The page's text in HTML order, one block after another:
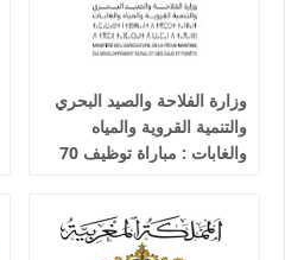
وزارة الفلاحة والصيد البحري
والتنمية القروية والمياه
والغابات : مباراة توظيف 70